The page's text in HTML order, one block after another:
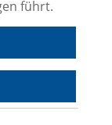
führt.